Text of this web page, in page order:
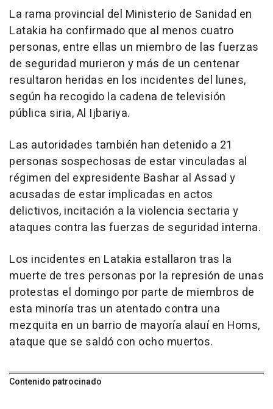
La rama provincial del Ministerio de Sanidad en
Latakia ha confirmado que al menos cuatro
personas, entre ellas un miembro de las fuerzas
de seguridad murieron y más de un centenar
resultaron heridas en los incidentes del lunes,
según ha recogido la cadena de televisión
pública siria, Al Ijbariya.
Las autoridades también han detenido a 21
personas sospechosas de estar vinculadas al
régimen del expresidente Bashar al Assad y
acusadas de estar implicadas en actos
delictivos, incitación a la violencia sectaria y
ataques contra las fuerzas de seguridad interna.
Los incidentes en Latakia estallaron tras la
muerte de tres personas por la represión de unas
protestas el domingo por parte de miembros de
esta minoría tras un atentado contra una
mezquita en un barrio de mayoría alauí en Homs,
ataque que se saldó con ocho muertos.
Contenido patrocinado